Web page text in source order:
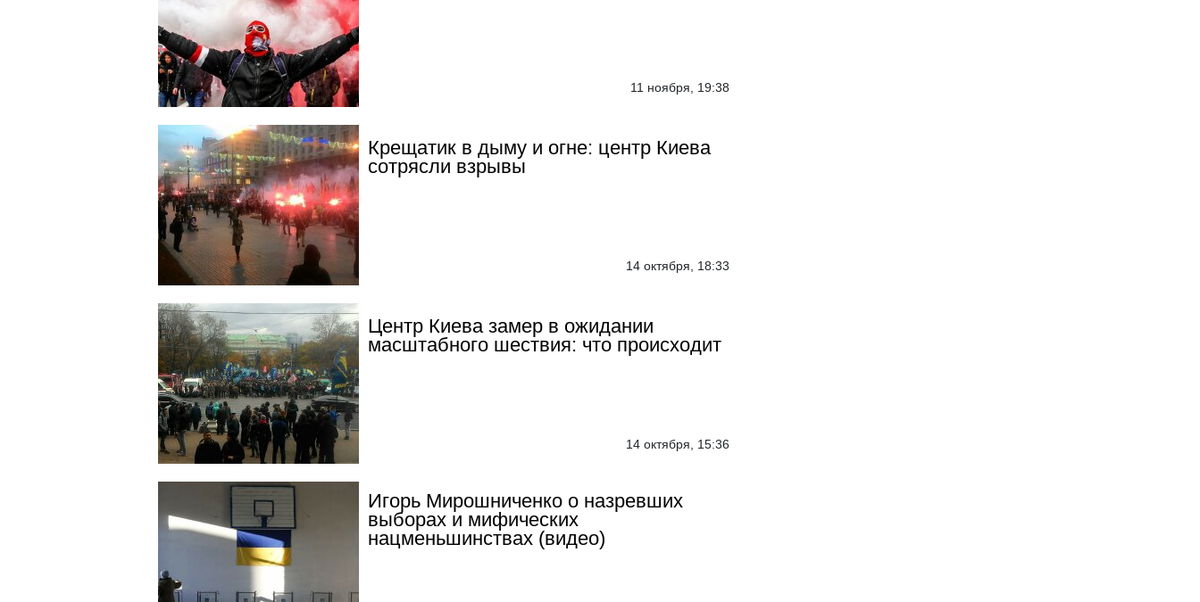
11 ноября, 19:38
Крещатик в дыму и огне: центр Киева
сотрясли взрывы
14 октября, 18:33
Центр Киева замер в ожидании
масштабного шествия: что происходит
14 октября, 15:36
Игорь Мирошниченко о назревших
выборах и мифических
нацменьшинствах (видео)